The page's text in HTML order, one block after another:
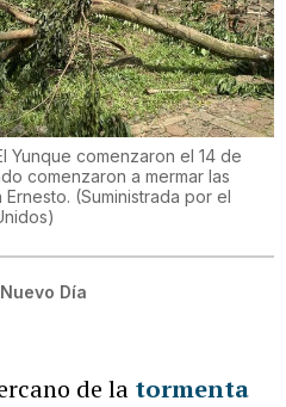
Yunque comenzaron el 14 de
comenzaron a mermar las
Ernesto. (Suministrada por el
)
Día
de la tormenta